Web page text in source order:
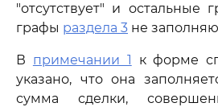
"отсутствует" и остальные
графы раздела 3 не
В примечании 1 к форме
указано, что она
сумма сделки,